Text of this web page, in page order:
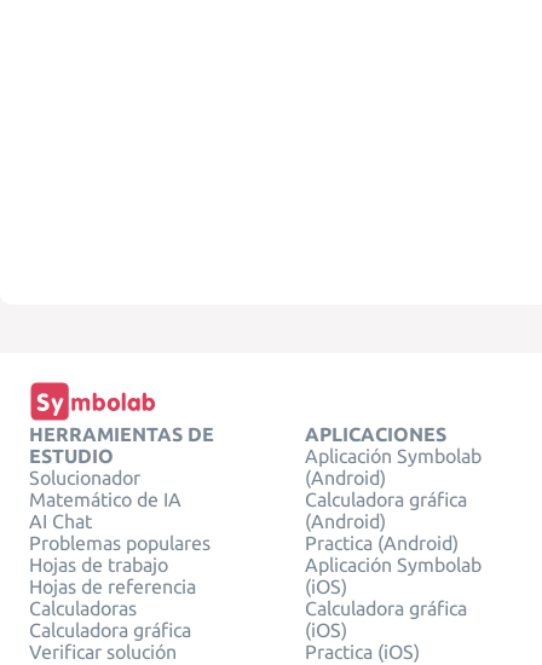
HERRAMIENTAS DE
ESTUDIO
Solucionador
Matemático de IA
AI Chat
Problemas populares
Hojas de trabajo
Hojas de referencia
Calculadoras
Calculadora gráfica
Verificar solución
APLICACIONES
Aplicación Symbolab
(Android)
Calculadora gráfica
(Android)
Practica (Android)
Aplicación Symbolab
(iOS)
Calculadora gráfica
(iOS)
Practica (iOS)